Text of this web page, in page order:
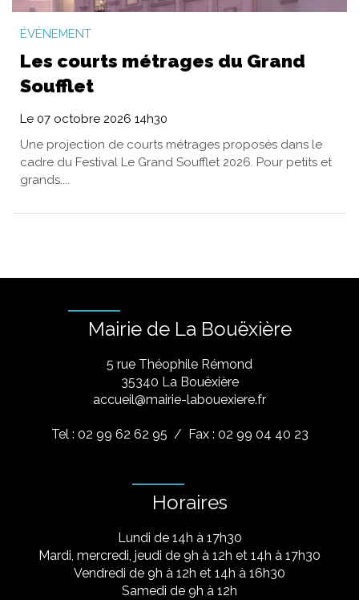
ÉVÉNEMENT
Les courts métrages du Grand
Soufflet
Le 07 octobre 2026 14h30
Une projection de courts métrages proposés dans le
cadre du Festival Le Grand Soufflet 2026. Pour petits et
grands....
Mairie de La Bouëxière
5 rue Théophile Rémond
​35340 La Bouëxière
accueil@mairie-labouexiere.fr
Tel : 02 99 62 62 95 / Fax : 02 99 04 40 23
Horaires
Lundi de 14h à 17h30
Mardi, mercredi, jeudi de 9h à 12h et 14h à 17h30
Vendredi de 9h à 12h et 14h à 16h30
Samedi de 9h à 12h